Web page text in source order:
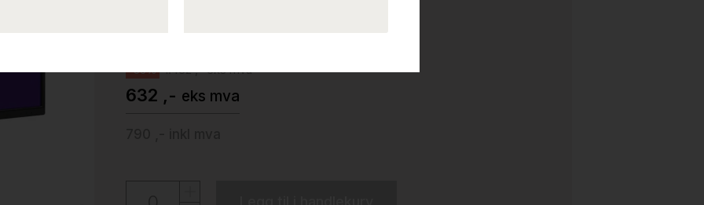
-56% 1.432 ,- eks mva
632 ,- eks mva